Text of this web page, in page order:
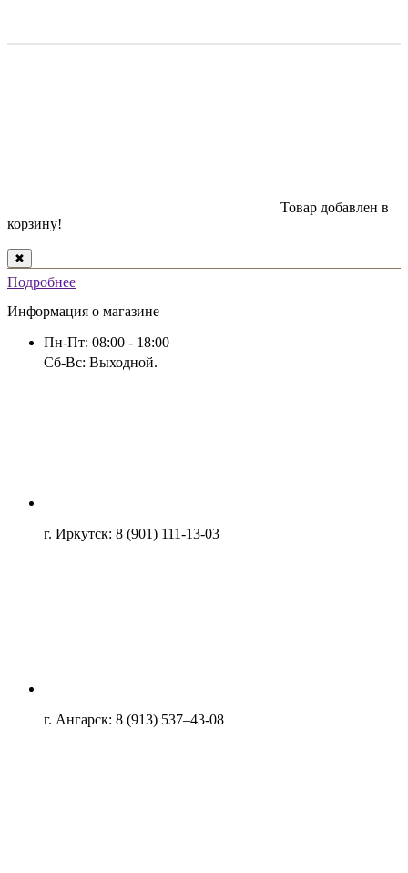
Товар добавлен в
корзину!
✖
Подробнее
Информация о магазине
Пн-Пт: 08:00 - 18:00
Сб-Вс: Выходной.
г. Иркутск: 8 (901) 111-13-03
г. Ангарск: 8 (913) 537–43-08